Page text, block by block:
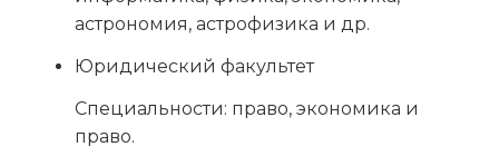
астрономия, астрофизика и др.
Юридический факультет
Специальности: право, экономика и
право.